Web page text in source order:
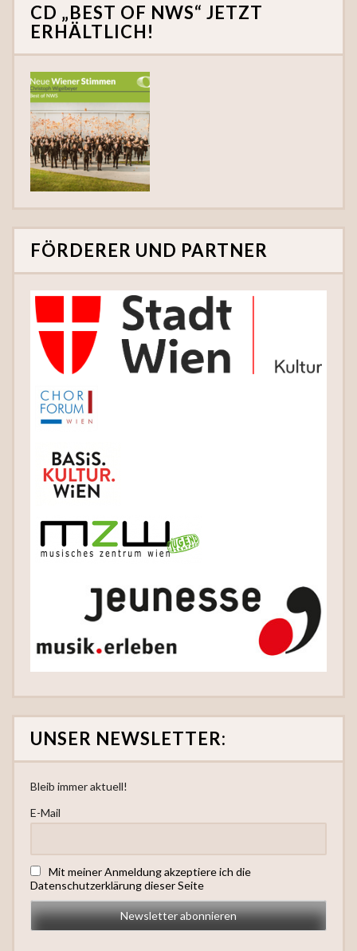
CD „BEST OF NWS“ JETZT
ERHÄLTLICH!
FÖRDERER UND PARTNER
UNSER NEWSLETTER:
Bleib immer aktuell!
E-Mail
Mit meiner Anmeldung akzeptiere ich die
Datenschutzerklärung dieser Seite